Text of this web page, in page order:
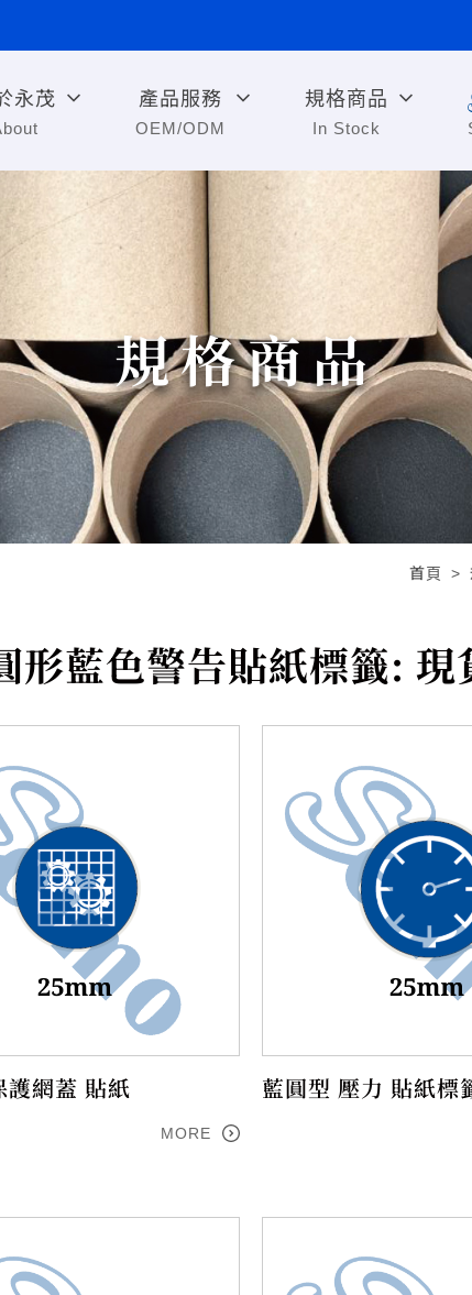
永茂 產品服務
OEM/ODM
規格商品
In Stock
規格商品
首頁
形藍色警告貼紙標籤:
護網蓋 貼紙
MORE
藍圓型 壓力 貼紙標